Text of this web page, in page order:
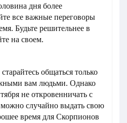
дня более
все важные переговоры
Будьте решительнее в
на своем.
общаться только
вам людьми. Однако
не откровенничать с
случайно выдать свою
время для Скорпионов